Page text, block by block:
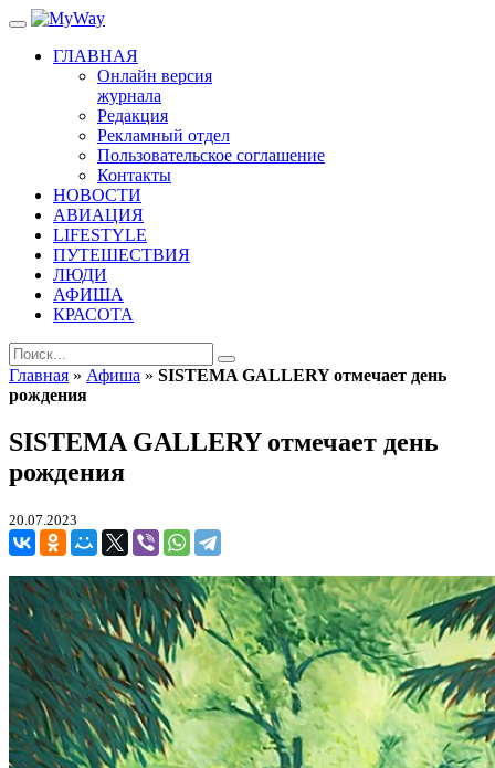
ГЛАВНАЯ
Онлайн версия
журнала
Редакция
Рекламный отдел
Пользовательское соглашение
Контакты
НОВОСТИ
АВИАЦИЯ
LIFESTYLE
ПУТЕШЕСТВИЯ
ЛЮДИ
АФИША
КРАСОТА
Главная » Афиша » SISTEMA GALLERY отмечает день
рождения
SISTEMA GALLERY отмечает день
рождения
20.07.2023